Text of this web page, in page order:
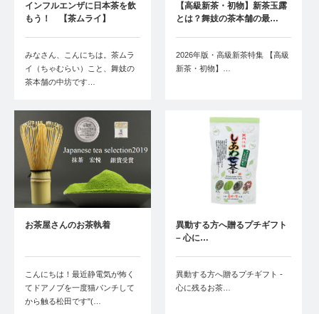
インフルエンザに日本茶を飲
もう！ 【茶ムライ】
みなさん、こんにちは。茶ムラ
イ（ちゃむらい）こと、舞妓の
茶本舗の中坊です…
【高級新茶・初物】新茶玉露
とは？舞妓の茶本舗の最…
2026年版・高級新茶特集 【高級
新茶・初物】…
お茶屋さんのお茶執着
こんにちは！最近静電気が怖く
てドアノブを一度猫パンチして
から触る松田です"(…
異動する方へ贈るプチギフト
– 心に…
異動する方へ贈るプチギフト -
心に残るお茶…